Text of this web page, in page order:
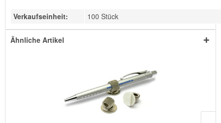
Verkaufseinheit: 100 Stück
Ähnliche Artikel